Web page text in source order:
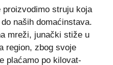
proizvodimo struju koja
naših domaćinstava.
mreži, junački stiže u
region, zbog svoje
plaćamo po kilovat-